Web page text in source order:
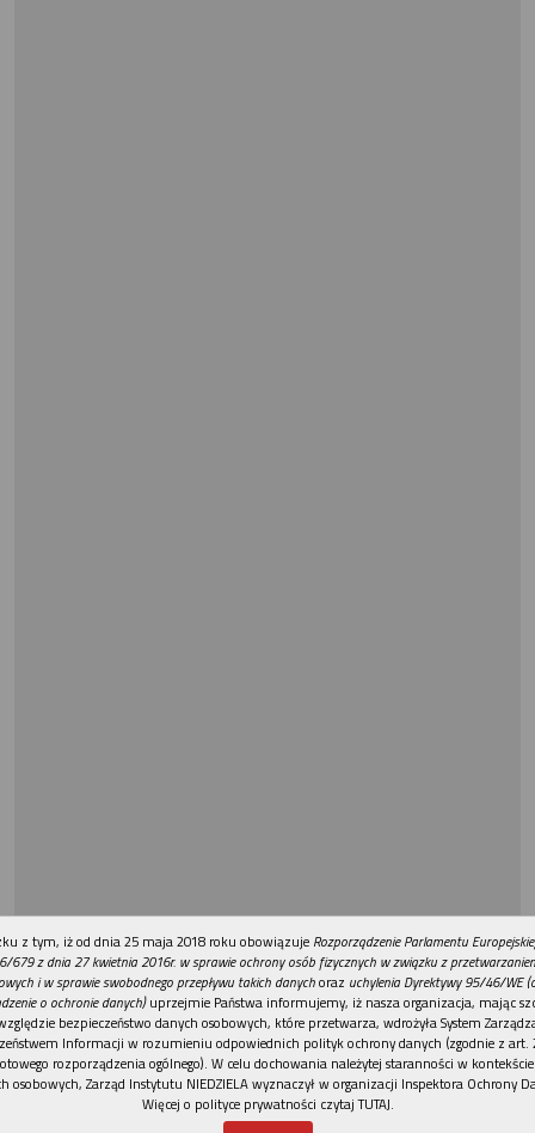
REKLAMA
z tym, iż od dnia 25 maja 2018 roku obowiązuje Rozporządzenie Parlamentu
679 z dnia 27 kwietnia 2016r. w sprawie ochrony osób fizycznych w związku z
i w sprawie swobodnego przepływu takich danychoraz uchylenia Dyrektywy 95/46/WE
o ochronie danych)uprzejmie Państwa informujemy, iż nasza organizacja, mając
bezpieczeństwo danych osobowych, które przetwarza, wdrożyła System
Informacji w rozumieniu odpowiednich polityk ochrony danych (zgodnie z art.
rozporządzenia ogólnego). W celu dochowania należytej staranności w
osobowych, Zarząd Instytutu NIEDZIELA wyznaczył w organizacji Inspektora Ochrony
Więcej o polityce prywatności czytaj TUTAJ.